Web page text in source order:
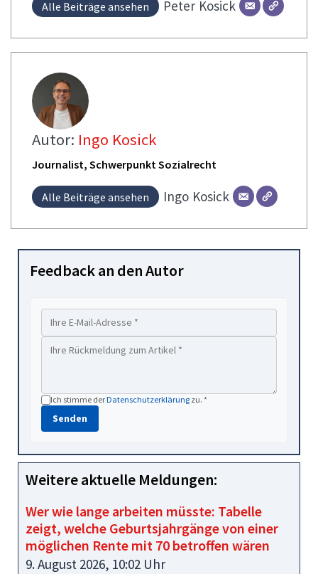
Alle Beiträge ansehen Peter Kosick
Autor: Ingo Kosick
Journalist, Schwerpunkt Sozialrecht
Alle Beiträge ansehen Ingo Kosick
Feedback an den Autor
Ich stimme derDatenschutzerklärung zu. *
Senden
Weitere aktuelle Meldungen:
Wer wie lange arbeiten müsste: Tabelle
zeigt, welche Geburtsjahrgänge von einer
möglichen Rente mit 70 betroffen wären
9. August 2026, 10:02 Uhr